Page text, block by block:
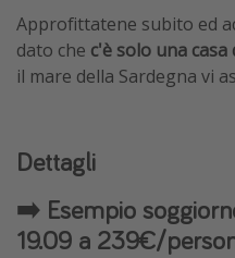
Approfittatene subito ed
dato che c'è solo una
il mare della Sardegna vi
Dettagli
➡️ Esempio
19.09 a 239€/